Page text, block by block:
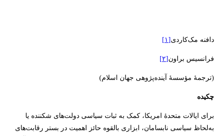
دافنه مک‌کاردی [۱]
فرانسیس براون [۲]
(ترجمۀ مؤسسۀ آینده‌پژوهی جهان اسلام)
چکیده
برای ایالات متحدۀ امریکا، کمک به ثبات سیاسی دولت‌های شکننده یا
به‌لحاظ سیاسی نابسامان، ابزاری بالقوه حائز اهمیت در بستر رقابت‌های